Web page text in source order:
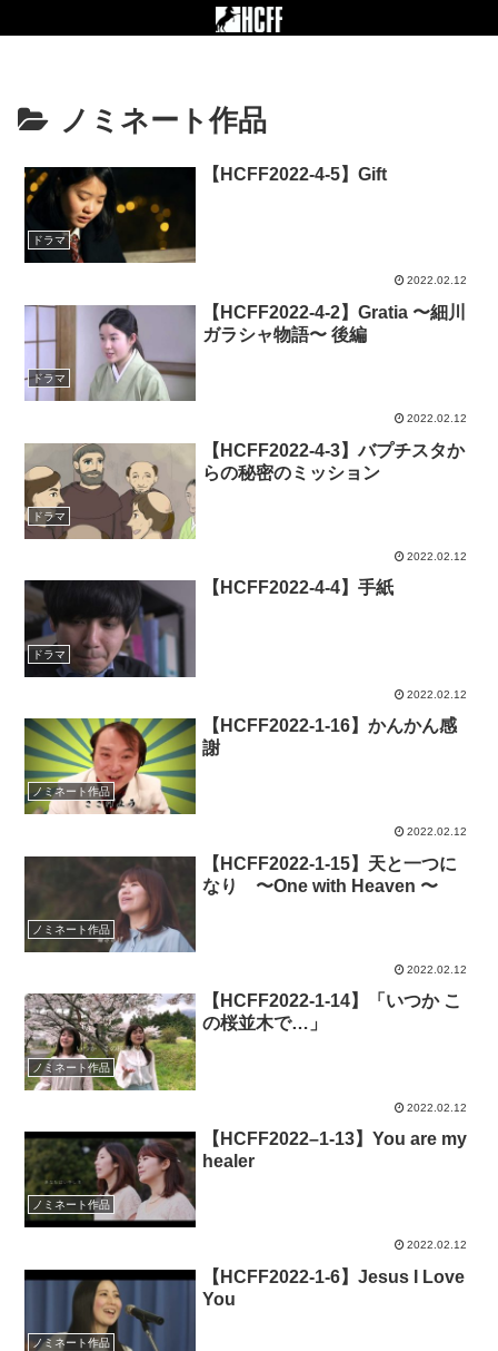
ノミネート作品
ドラマ
【HCFF2022-4-5】Gift
2022.02.12
ドラマ
【HCFF2022-4-2】Gratia 〜細川
ガラシャ物語〜 後編
2022.02.12
ドラマ
【HCFF2022-4-3】バプチスタか
らの秘密のミッション
2022.02.12
ドラマ
【HCFF2022-4-4】手紙
2022.02.12
ノミネート作品
【HCFF2022-1-16】かんかん感
謝
2022.02.12
ノミネート作品
【HCFF2022-1-15】天と一つに
なり 〜One with Heaven 〜
2022.02.12
ノミネート作品
【HCFF2022-1-14】「いつか こ
の桜並木で…」
2022.02.12
ノミネート作品
【HCFF2022–1-13】You are my
healer
2022.02.12
ノミネート作品
【HCFF2022-1-6】Jesus I Love
You